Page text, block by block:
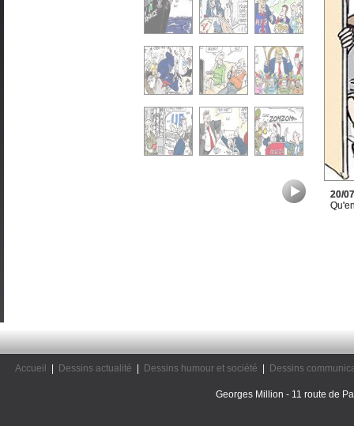
20/
Accueil Dessins actualité Dessins humour et société Dessins
Georges Million - 11 route de